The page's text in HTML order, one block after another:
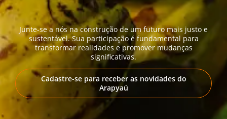
Junte-se a nós na construção de um futuro mais justo e
sustentável. Sua participação é fundamental para
transformar realidades e promover mudanças
significativas.
Cadastre-se para receber as novidades do
Arapyaú